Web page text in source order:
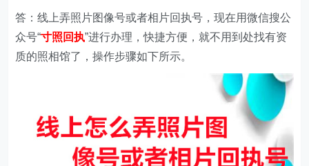
答：线上弄照片图像号或者相片回执号，现在用微信搜公
众号“寸照回执”进行办理，快捷方便，就不用到处找有资
质的照相馆了，操作步骤如下所示。